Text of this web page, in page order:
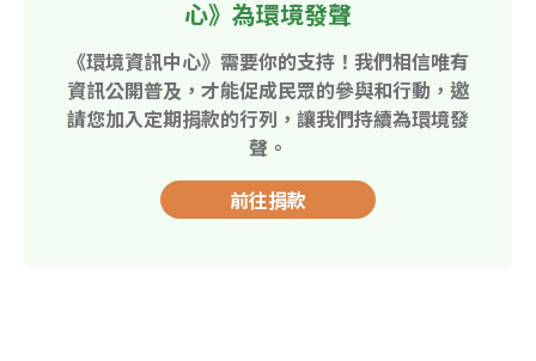
心》為環境發聲
《環境資訊中心》需要你的支持！我們相信唯有
資訊公開普及，才能促成民眾的參與和行動，邀
請您加入定期捐款的行列，讓我們持續為環境發
聲。
前往捐款